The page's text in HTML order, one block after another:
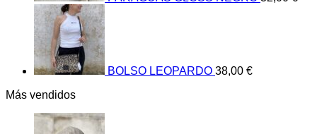
BOLSO LEOPARDO 38,00 €
Más vendidos